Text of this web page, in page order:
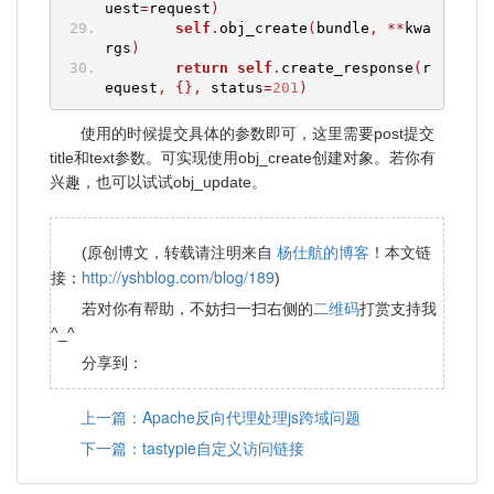
uest=request )
self . obj_create ( bundle , ** kwa
rgs )
return
self . create_response ( r
equest , {}, status=201 )
使用的时候提交具体的参数即可，这里需要post提交
title和text参数。可实现使用obj_create创建对象。若你有
兴趣，也可以试试obj_update。
(原创博文，转载请注明来自 杨仕航的博客 ！本文链
接： http://yshblog.com/blog/189)
若对你有帮助，不妨扫一扫右侧的二维码打赏支持我
^_^
分享到：
上一篇：Apache反向代理处理js跨域问题
下一篇：tastypie自定义访问链接